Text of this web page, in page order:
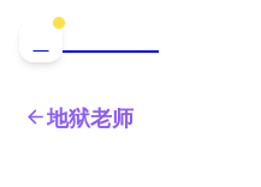
地狱老师